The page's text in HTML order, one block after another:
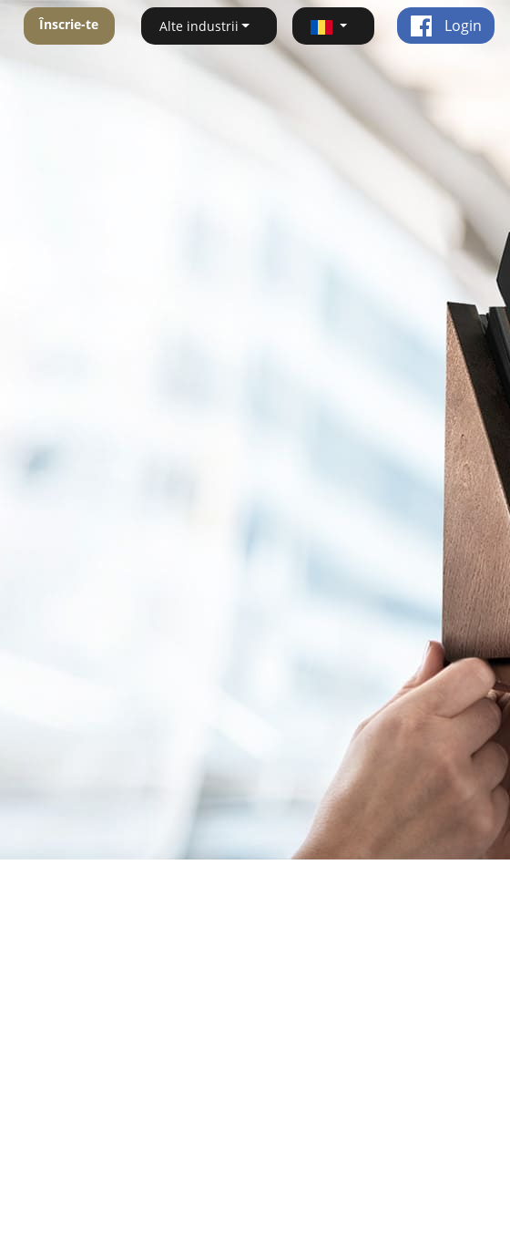
Înscrie-te Alte industrii Login